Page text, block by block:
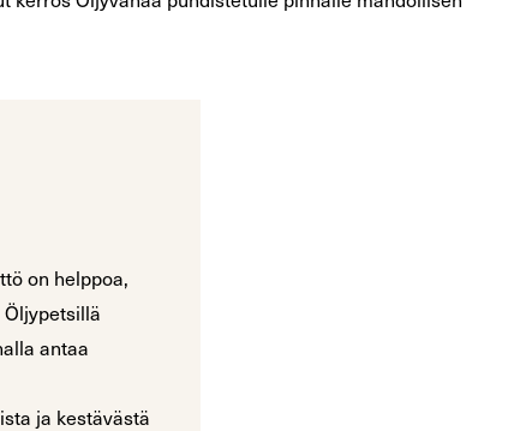
on helppoa,
antaa
ja kestävästä